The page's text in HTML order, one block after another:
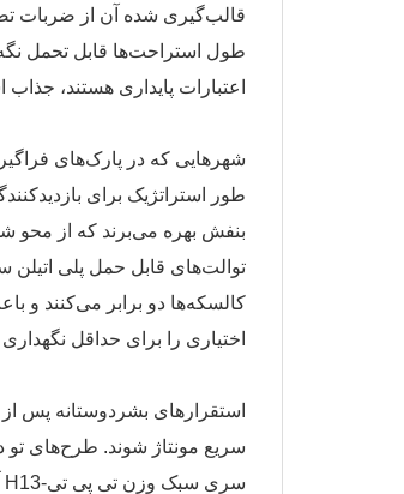
قالب‌گیری شده آن از ضربات
طول استراحت‌ها قابل تحمل نگه
اعتبارات پایداری هستند،
شهرهایی که در پارک‌های
طور استراتژیک برای
بنفش بهره می‌برند که از محو
کالسکه‌ها دو برابر می‌کنند و
اختیاری را برای حداقل
استقرارهای بشردوستانه پس
سریع مونتاژ شوند. طرح‌های تو